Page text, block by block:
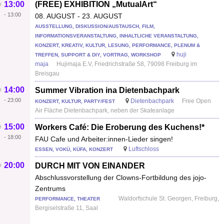
(FREE) EXHIBITION „MutualArt“
08. AUGUST - 23. AUGUST
13:00
- 13:00
AUSSTELLUNG, DISKUSSION/AUSTAUSCH, FILM,
INFORMATIONSVERANSTALTUNG, INHALTLICHE VERANSTALTUNG,
KONZERT, KREATIV, KULTUR, LESUNG, PERFORMANCE, PLENUM &
TREFFEN, SUPPORT & DIY, VORTRAG, WORKSHOP
huji
maja
Hujimaja E.V, Friedrichstraße 58, 79098 Freiburg im
Breisgau
Summer Vibration ina Dietenbachpark
14:00
- 23:00 KONZERT, KULTUR, PARTY/FEST Dietenbachpark
Free Open
Air Fläche Dietenbachpark, neben der Skateanlage
Workers Café: Die Eroberung des Kuchens!*
FAU Cafe und Arbeiter:innen-Lieder singen!
15:00
- 18:00
ESSEN, VOKÜ, KÜFA, KONZERT Luftschloss
DURCH MIT VON EINANDER
Abschlussvorstellung der Clowns-Fortbildung des jojo-
Zentrums
20:00
PERFORMANCE, THEATER
Waldorfschule St. Georgen, Freiburg,
Bergiselstraße 11, Saal